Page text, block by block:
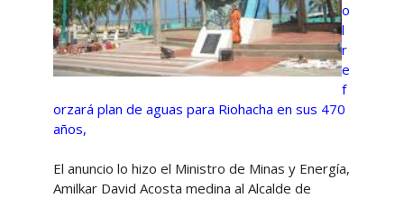
o
l
r
e
f
orzará plan de aguas para Riohacha en sus 470
años,
El anuncio lo hizo el Ministro de Minas y Energía,
Amilkar David Acosta medina al Alcalde de